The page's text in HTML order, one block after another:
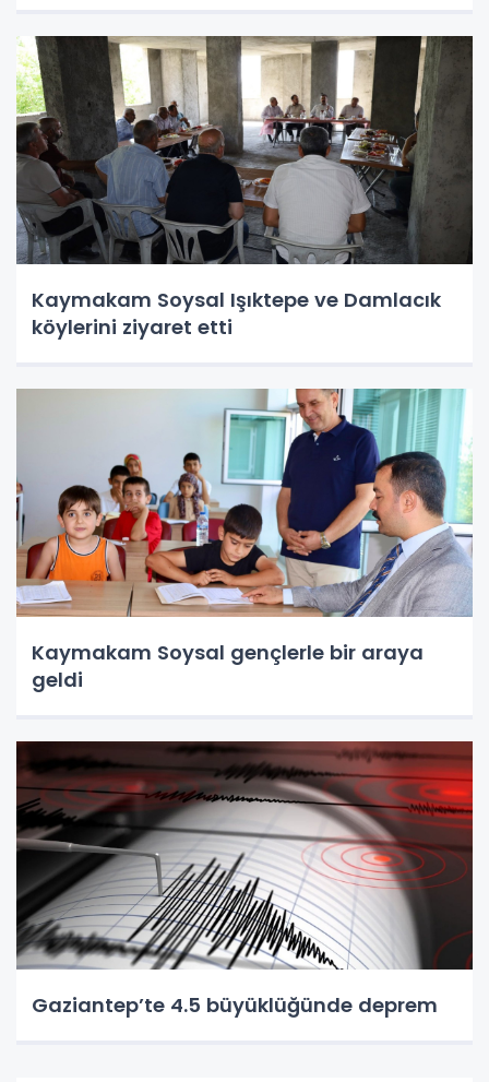
Kaymakam Soysal Işıktepe ve Damlacık
köylerini ziyaret etti
Kaymakam Soysal gençlerle bir araya
geldi
Gaziantep’te 4.5 büyüklüğünde deprem